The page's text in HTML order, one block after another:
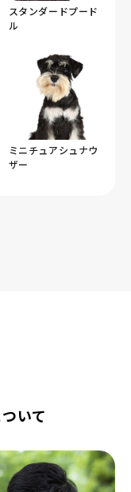
スタンダードプード
ル
ミニチュアシュナウ
ザー
いて